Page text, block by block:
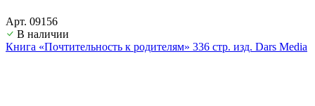
Арт. 09156
В наличии
Книга «Почтительность к родителям» 336 стр. изд. Dars Media